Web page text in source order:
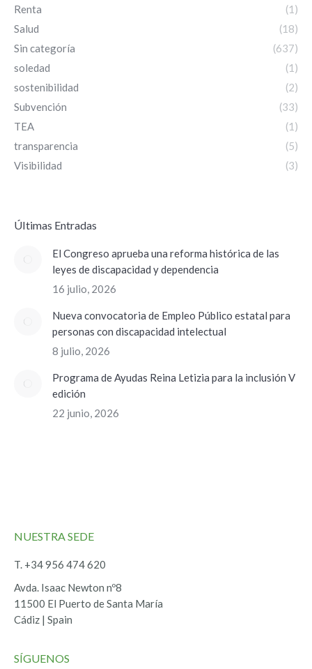
Renta
(1)
Salud
(18)
Sin categoría
(637)
soledad
(1)
sostenibilidad
(2)
Subvención
(33)
TEA
(1)
transparencia
(5)
Visibilidad
(3)
ÚItimas Entradas
El Congreso aprueba una reforma histórica de las
leyes de discapacidad y dependencia
16 julio, 2026
Nueva convocatoria de Empleo Público estatal para
personas con discapacidad intelectual
8 julio, 2026
Programa de Ayudas Reina Letizia para la inclusión V
edición
22 junio, 2026
NUESTRA SEDE
T. +34 956 474 620
Avda. Isaac Newton nº8
11500 El Puerto de Santa María
Cádiz | Spain
SÍGUENOS